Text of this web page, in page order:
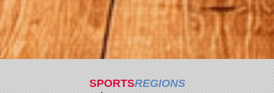
SPORTSREGIONS